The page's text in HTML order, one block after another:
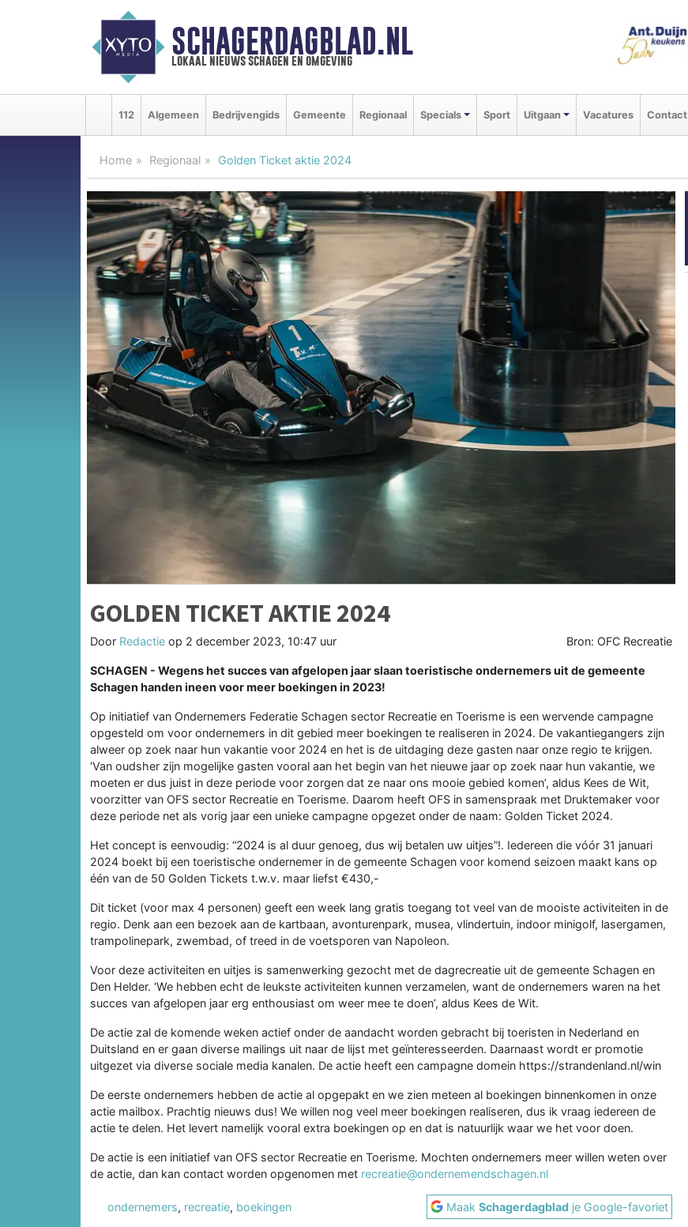
SCHAGERDAGBLAD.NL
lokaal nieuws schagen en omgeving
112 Algemeen Bedrijvengids Gemeente Regionaal Specials Sport Uitgaan Vacatures Contact
Home Regionaal Golden Ticket aktie 2024
GOLDEN TICKET AKTIE 2024
Door Redactie op 2 december 2023, 10:47 uur Bron: OFC Recreatie
SCHAGEN - Wegens het succes van afgelopen jaar slaan toeristische ondernemers uit de gemeente
Schagen handen ineen voor meer boekingen in 2023!
Op initiatief van Ondernemers Federatie Schagen sector Recreatie en Toerisme is een wervende campagne
opgesteld om voor ondernemers in dit gebied meer boekingen te realiseren in 2024. De vakantiegangers zijn
alweer op zoek naar hun vakantie voor 2024 en het is de uitdaging deze gasten naar onze regio te krijgen.
‘Van oudsher zijn mogelijke gasten vooral aan het begin van het nieuwe jaar op zoek naar hun vakantie, we
moeten er dus juist in deze periode voor zorgen dat ze naar ons mooie gebied komen’, aldus Kees de Wit,
voorzitter van OFS sector Recreatie en Toerisme. Daarom heeft OFS in samenspraak met Druktemaker voor
deze periode net als vorig jaar een unieke campagne opgezet onder de naam: Golden Ticket 2024.
Het concept is eenvoudig: “2024 is al duur genoeg, dus wij betalen uw uitjes”!. Iedereen die vóór 31 januari
2024 boekt bij een toeristische ondernemer in de gemeente Schagen voor komend seizoen maakt kans op
één van de 50 Golden Tickets t.w.v. maar liefst €430,-
Dit ticket (voor max 4 personen) geeft een week lang gratis toegang tot veel van de mooiste activiteiten in de
regio. Denk aan een bezoek aan de kartbaan, avonturenpark, musea, vlindertuin, indoor minigolf, lasergamen,
trampolinepark, zwembad, of treed in de voetsporen van Napoleon.
Voor deze activiteiten en uitjes is samenwerking gezocht met de dagrecreatie uit de gemeente Schagen en
Den Helder. ‘We hebben echt de leukste activiteiten kunnen verzamelen, want de ondernemers waren na het
succes van afgelopen jaar erg enthousiast om weer mee te doen’, aldus Kees de Wit.
De actie zal de komende weken actief onder de aandacht worden gebracht bij toeristen in Nederland en
Duitsland en er gaan diverse mailings uit naar de lijst met geïnteresseerden. Daarnaast wordt er promotie
uitgezet via diverse sociale media kanalen. De actie heeft een campagne domein https://strandenland.nl/win
De eerste ondernemers hebben de actie al opgepakt en we zien meteen al boekingen binnenkomen in onze
actie mailbox. Prachtig nieuws dus! We willen nog veel meer boekingen realiseren, dus ik vraag iedereen de
actie te delen. Het levert namelijk vooral extra boekingen op en dat is natuurlijk waar we het voor doen.
De actie is een initiatief van OFS sector Recreatie en Toerisme. Mochten ondernemers meer willen weten over
de actie, dan kan contact worden opgenomen met recreatie@ondernemendschagen.nl
ondernemers, recreatie, boekingen MaakSchagerdagblad je Google-favoriet